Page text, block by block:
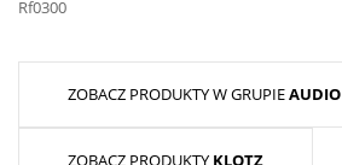
Rf0300
ZOBACZ PRODUKTY W GRUPIEAUDIO
ZOBACZ PRODUKTY KLOTZ